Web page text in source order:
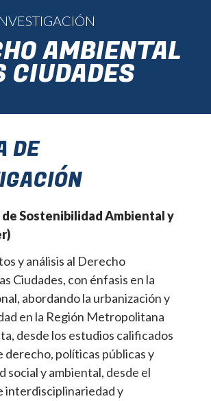
AMBIENTAL
CIUDADES
DE
de Sostenibilidad Ambiental y
y análisis al Derecho
Ciudades, con énfasis en la
abordando la urbanización y
en la Región Metropolitana
desde los estudios calificados
derecho, políticas públicas y
social y ambiental, desde el
interdisciplinariedad y